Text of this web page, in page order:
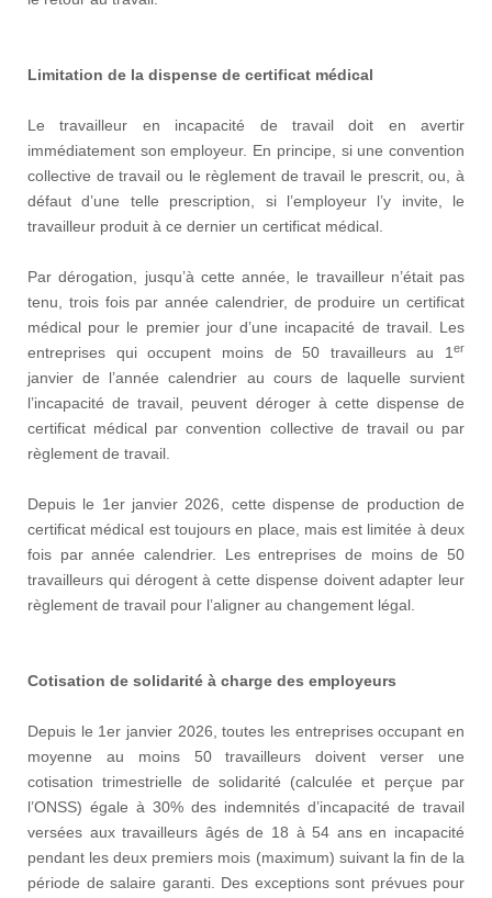
Limitation de la dispense de certificat médical
Le travailleur en incapacité de travail doit en avertir
immédiatement son employeur. En principe, si une convention
collective de travail ou le règlement de travail le prescrit, ou, à
défaut d’une telle prescription, si l’employeur l’y invite, le
travailleur produit à ce dernier un certificat médical.
Par dérogation, jusqu’à cette année, le travailleur n’était pas
tenu, trois fois par année calendrier, de produire un certificat
médical pour le premier jour d’une incapacité de travail. Les
entreprises qui occupent moins de 50 travailleurs au 1 er
janvier de l’année calendrier au cours de laquelle survient
l’incapacité de travail, peuvent déroger à cette dispense de
certificat médical par convention collective de travail ou par
règlement de travail.
Depuis le 1er janvier 2026, cette dispense de production de
certificat médical est toujours en place, mais est limitée à deux
fois par année calendrier. Les entreprises de moins de 50
travailleurs qui dérogent à cette dispense doivent adapter leur
règlement de travail pour l’aligner au changement légal.
Cotisation de solidarité à charge des employeurs
Depuis le 1er janvier 2026, toutes les entreprises occupant en
moyenne au moins 50 travailleurs doivent verser une
cotisation trimestrielle de solidarité (calculée et perçue par
l’ONSS) égale à 30% des indemnités d’incapacité de travail
versées aux travailleurs âgés de 18 à 54 ans en incapacité
pendant les deux premiers mois (maximum) suivant la fin de la
période de salaire garanti. Des exceptions sont prévues pour